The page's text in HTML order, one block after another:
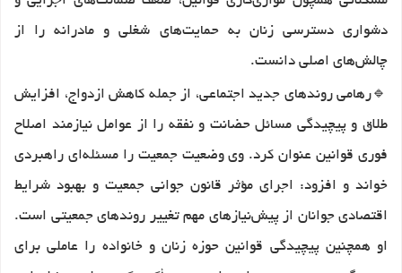
دشواری دسترسی زنان به حمایت‌های شغلی و مادرانه را از
چالش‌های اصلی دانست.
🔹رهامی روندهای جدید اجتماعی، از جمله کاهش ازدواج، افزایش
طلاق و پیچیدگی مسائل حضانت و نفقه را از عوامل نیازمند اصلاح
فوری قوانین عنوان کرد. وی وضعیت جمعیت را مسئله‌ای راهبردی
خواند و افزود: اجرای مؤثر قانون جوانی جمعیت و بهبود شرایط
اقتصادی جوانان از پیش‌نیازهای مهم تغییر روندهای جمعیتی است.
او همچنین پیچیدگی قوانین حوزه زنان و خانواده را عاملی برای